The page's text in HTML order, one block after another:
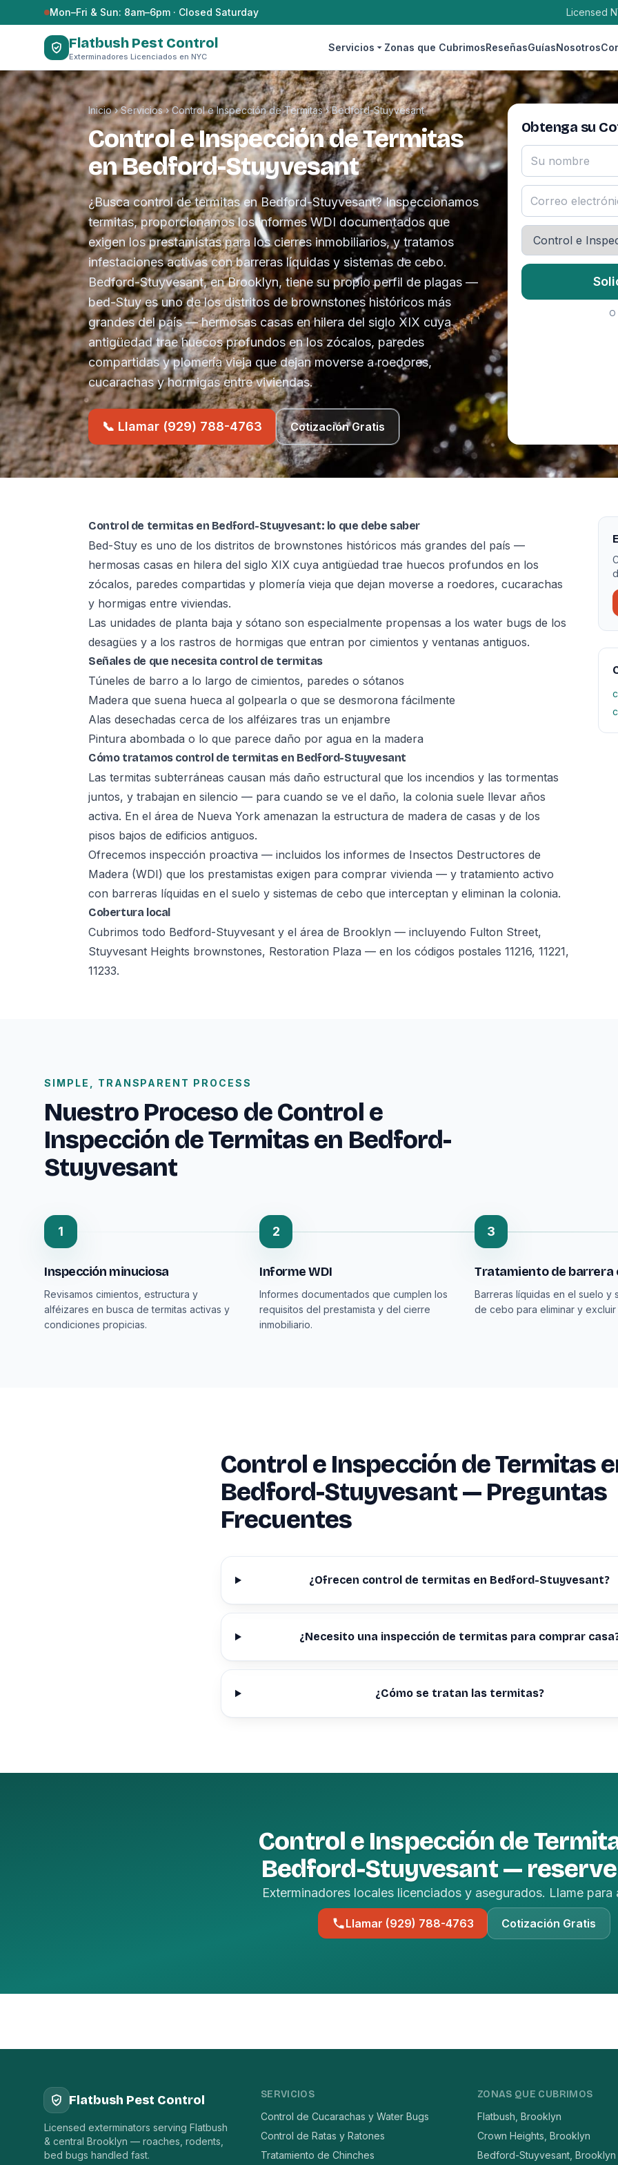
Saltar al contenidoMon–Fri & Sun: 8am–6pm · Closed Saturday Licensed
Flatbush Pest Control
Exterminadores Licenciados en NYC
Servicios Zonas que CubrimosReseñasGuíasNosotros
Inicio›Servicios›Control e Inspección de Termitas›Bedford-Stuyvesant
Control e Inspección de Termitas
en Bedford-Stuyvesant
¿Busca control de termitas en Bedford-Stuyvesant? Inspeccionamos
termitas, proporcionamos los informes WDI documentados que
exigen los prestamistas para los cierres inmobiliarios, y tratamos
infestaciones activas con barreras líquidas y sistemas de cebo.
Bedford-Stuyvesant, en Brooklyn, tiene su propio perfil de plagas —
bed-Stuy es uno de los distritos de brownstones históricos más
grandes del país — hermosas casas en hilera del siglo XIX cuya
antigüedad trae huecos profundos en los zócalos, paredes
compartidas y plomería vieja que dejan moverse a roedores,
cucarachas y hormigas entre viviendas.
📞 Llamar (929) 788-4763 Cotización Gratis
Obtenga su
Control de termitas en Bedford-Stuyvesant: lo que debe saber
Bed-Stuy es uno de los distritos de brownstones históricos más grandes del país —
hermosas casas en hilera del siglo XIX cuya antigüedad trae huecos profundos en los
zócalos, paredes compartidas y plomería vieja que dejan moverse a roedores, cucarachas
y hormigas entre viviendas.
Las unidades de planta baja y sótano son especialmente propensas a los water bugs de los
desagües y a los rastros de hormigas que entran por cimientos y ventanas antiguos.
Señales de que necesita control de termitas
Túneles de barro a lo largo de cimientos, paredes o sótanos
Madera que suena hueca al golpearla o que se desmorona fácilmente
Alas desechadas cerca de los alféizares tras un enjambre
Pintura abombada o lo que parece daño por agua en la madera
Cómo tratamos control de termitas en Bedford-Stuyvesant
Las termitas subterráneas causan más daño estructural que los incendios y las tormentas
juntos, y trabajan en silencio — para cuando se ve el daño, la colonia suele llevar años
activa. En el área de Nueva York amenazan la estructura de madera de casas y de los
pisos bajos de edificios antiguos.
Ofrecemos inspección proactiva — incluidos los informes de Insectos Destructores de
Madera (WDI) que los prestamistas exigen para comprar vivienda — y tratamiento activo
con barreras líquidas en el suelo y sistemas de cebo que interceptan y eliminan la colonia.
Cobertura local
Cubrimos todo Bedford-Stuyvesant y el área de Brooklyn — incluyendo Fulton Street,
Stuyvesant Heights brownstones, Restoration Plaza — en los códigos postales 11216, 11221,
11233.
SIMPLE, TRANSPARENT PROCESS
Nuestro Proceso de Control e
Inspección de Termitas en Bedford-
Stuyvesant
1
Inspección minuciosa
Revisamos cimientos, estructura y
alféizares en busca de termitas activas y
condiciones propicias.
2
Informe WDI
Informes documentados que cumplen los
requisitos del prestamista y del cierre
inmobiliario.
3
Tratamiento de barrera
Barreras líquidas en el suelo y
de cebo para eliminar y excluir
Control e Inspección de Termitas
Bedford-Stuyvesant — Preguntas
Frecuentes
¿Ofrecen control de termitas en Bedford-Stuyvesant?
¿Necesito una inspección de termitas para comprar
¿Cómo se tratan las termitas?
Control e Inspección de
Bedford-Stuyvesant —
Exterminadores locales licenciados y asegurados. Llame para
Llamar (929) 788-4763 Cotización Gratis
Flatbush Pest Control
Licensed exterminators serving Flatbush
& central Brooklyn — roaches, rodents,
bed bugs handled fast.
SERVICIOS
Control de Cucarachas y Water Bugs
Control de Ratas y Ratones
Tratamiento de Chinches
ZONAS QUE CUBRIMOS
Flatbush, Brooklyn
Crown Heights, Brooklyn
Bedford-Stuyvesant, Brooklyn